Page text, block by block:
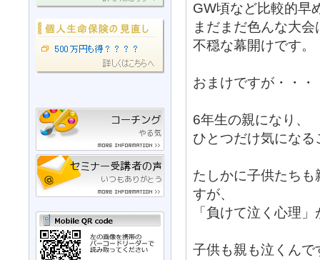
GW頃など比較的早
まだまだ色んな大
不穏な幕開けです。
おまけですが・・・
6年生の親になり、
ひとつだけ気にな
たしかに子供たち
すが、
「負けて泣く心理
子供も親も泣くん